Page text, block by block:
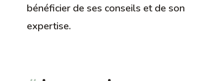
bénéficier de ses conseils et de son
expertise.